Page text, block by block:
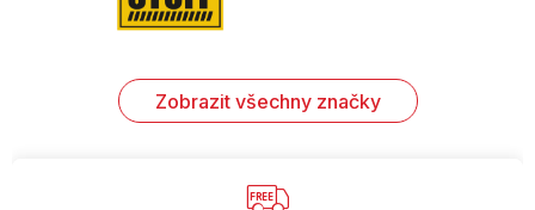
Zobrazit všechny značky